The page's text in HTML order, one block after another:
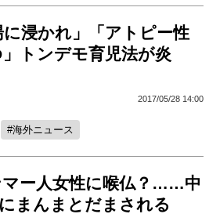
に浸かれ」「アトピー性
トンデモ育児法が炎
2017/05/28 14:00
海外ニュース
マー人女性に喉仏？……中
まんまとだまされる